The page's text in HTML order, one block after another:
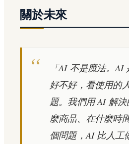
關於未來
「AI 不是魔法。
好不好，看使用的
題。我們用 AI 解
麼商品、在什麼時
個問題，AI 比人工